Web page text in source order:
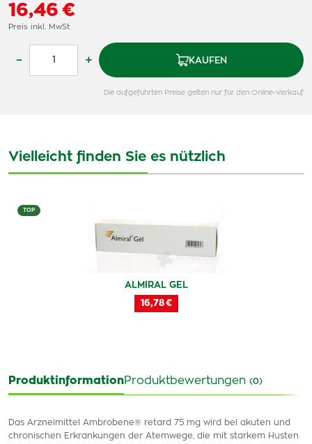
16,46 €
Preis inkl. MwSt
– + KAUFEN
Die aufgeführten Preise gelten nur für den Online-Verkauf
Vielleicht finden Sie es nützlich
TOP
ALMIRAL GEL
16,78 €
ProduktinformationProduktbewertungen (0)
Das Arzneimittel Ambrobene® retard 75 mg wird bei akuten und
chronischen Erkrankungen der Atemwege, die mit starkem Husten